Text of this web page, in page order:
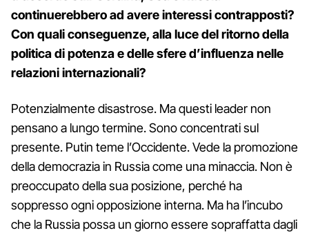
continuerebbero ad avere interessi contrapposti?
Con quali conseguenze, alla luce del ritorno della
politica di potenza e delle sfere d’influenza nelle
relazioni internazionali?
Potenzialmente disastrose. Ma questi leader non
pensano a lungo termine. Sono concentrati sul
presente. Putin teme l’Occidente. Vede la promozione
della democrazia in Russia come una minaccia. Non è
preoccupato della sua posizione, perché ha
soppresso ogni opposizione interna. Ma ha l’incubo
che la Russia possa un giorno essere sopraffatta dagli